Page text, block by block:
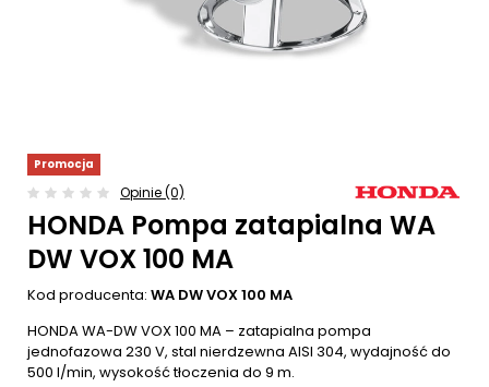
Promocja
Opinie (0)
HONDA Pompa zatapialna WA
DW VOX 100 MA
Kod producenta: WA DW VOX 100 MA
HONDA WA-DW VOX 100 MA – zatapialna pompa
jednofazowa 230 V, stal nierdzewna AISI 304, wydajność do
500 l/min, wysokość tłoczenia do 9 m.